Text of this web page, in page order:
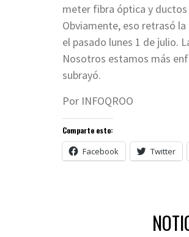
meter fibra óptica y
Obviamente, eso retrasó
el pasado lunes 1 de julio.
Nosotros estamos más
subrayó.
Por INFOQROO
Comparte esto:
Facebook Twitter